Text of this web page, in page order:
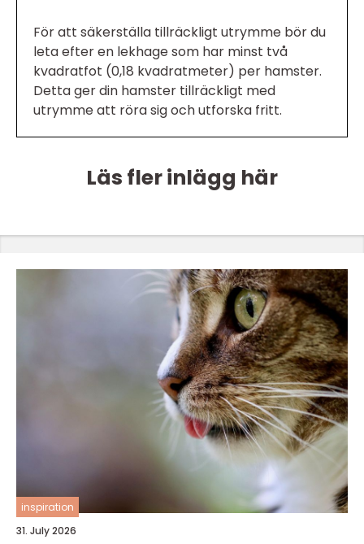
För att säkerställa tillräckligt utrymme bör du
leta efter en lekhage som har minst två
kvadratfot (0,18 kvadratmeter) per hamster.
Detta ger din hamster tillräckligt med
utrymme att röra sig och utforska fritt.
Läs fler inlägg här
inspiration
31. July 2026